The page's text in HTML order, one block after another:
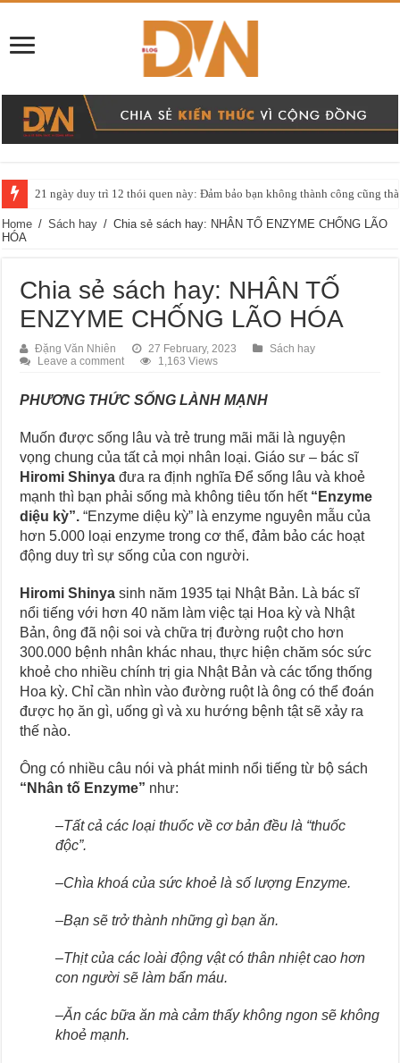
21 ngày duy trì 12 thói quen này: Đảm bảo bạn không thành công cũng
Chia sẻ sách hay: Tóm tắt quyển Bí Mật Phan Thiên Ân
Home / Sách hay / Chia sẻ sách hay: NHÂN TỐ ENZYME CHỐNG LÃO
HÓA
Chia sẻ sách hay: NHÂN TỐ
ENZYME CHỐNG LÃO HÓA
Đặng Văn Nhiên 27 February, 2023
Sách hay
Leave a comment
1,163 Views
PHƯƠNG THỨC SỐNG LÀNH MẠNH
Muốn được sống lâu và trẻ trung mãi mãi là nguyện
vọng chung của tất cả mọi nhân loại. Giáo sư – bác sĩ
Hiromi Shinyađưa ra định nghĩa Để sống lâu và khoẻ
mạnh thì bạn phải sống mà không tiêu tốn hết “ Enzyme
diệu kỳ”.“Enzyme diệu kỳ” là enzyme nguyên mẫu của
hơn 5.000 loại enzyme trong cơ thể, đảm bảo các hoạt
động duy trì sự sống của con người.
Hiromi Shinyasinh năm 1935 tại Nhật Bản. Là bác sĩ
nổi tiếng với hơn 40 năm làm việc tại Hoa kỳ và Nhật
Bản, ông đã nội soi và chữa trị đường ruột cho hơn
300.000 bệnh nhân khác nhau, thực hiện chăm sóc sức
khoẻ cho nhiều chính trị gia Nhật Bản và các tổng thống
Hoa kỳ. Chỉ cần nhìn vào đường ruột là ông có thể đoán
được họ ăn gì, uống gì và xu hướng bệnh tật sẽ xảy ra
thế nào.
Ông có nhiều câu nói và phát minh nổi tiếng từ bộ sách
“N hân tố Enzyme” như:
–Tất cả các loại thuốc về cơ bản đều là “thuốc
độc”.
–Chìa khoá của sức khoẻ là số lượng Enzyme.
–Bạn sẽ trở thành những gì bạn ăn.
–Thịt của các loài động vật có thân nhiệt cao hơn
con người sẽ làm bẩn máu.
–Ăn các bữa ăn mà cảm thấy không ngon sẽ không
khoẻ mạnh.